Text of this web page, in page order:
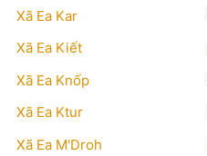
Xã Ea Kar
Xã Ea Kiết
Xã Ea Knốp
Xã Ea Ktur
Xã Ea M'Droh